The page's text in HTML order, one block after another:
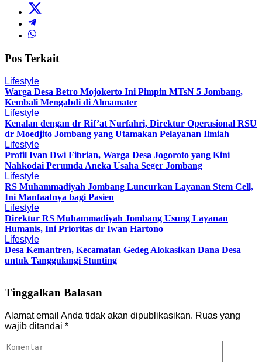
Pos Terkait
Lifestyle
Warga Desa Betro Mojokerto Ini Pimpin MTsN 5 Jombang,
Kembali Mengabdi di Almamater
Lifestyle
Kenalan dengan dr Rif’at Nurfahri, Direktur Operasional RSU
dr Moedjito Jombang yang Utamakan Pelayanan Ilmiah
Lifestyle
Profil Ivan Dwi Fibrian, Warga Desa Jogoroto yang Kini
Nahkodai Perumda Aneka Usaha Seger Jombang
Lifestyle
RS Muhammadiyah Jombang Luncurkan Layanan Stem Cell,
Ini Manfaatnya bagi Pasien
Lifestyle
Direktur RS Muhammadiyah Jombang Usung Layanan
Humanis, Ini Prioritas dr Iwan Hartono
Lifestyle
Desa Kemantren, Kecamatan Gedeg Alokasikan Dana Desa
untuk Tanggulangi Stunting
Tinggalkan Balasan
Alamat email Anda tidak akan dipublikasikan. Ruas yang
wajib ditandai *